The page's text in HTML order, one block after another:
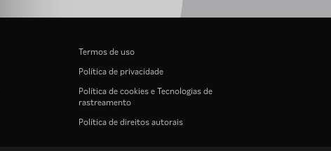
Termos de uso
Política de privacidade
Política de cookies e Tecnologias de
rastreamento
Política de direitos autorais